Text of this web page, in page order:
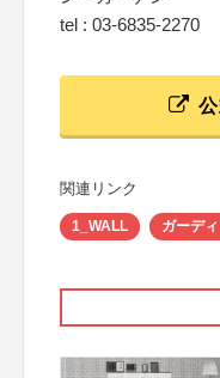
tel : 03-6835-2270
関連リンク
1_WALL ガーデ